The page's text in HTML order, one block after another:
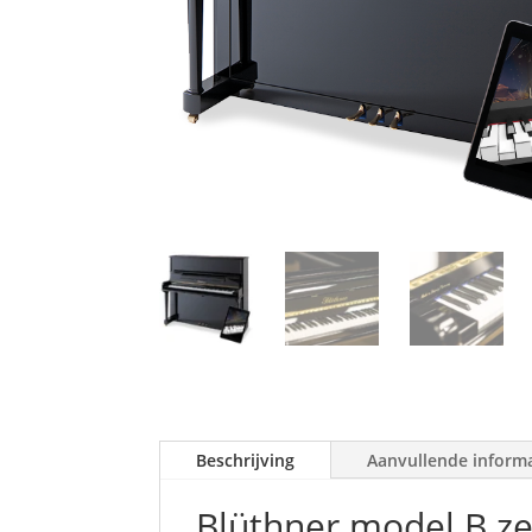
Beschrijving Aanvullende